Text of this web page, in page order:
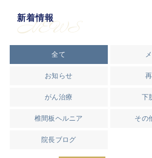
新着情報
NEWS
全て
お知らせ
がん治療 下
椎間板ヘルニア その
院長ブログ